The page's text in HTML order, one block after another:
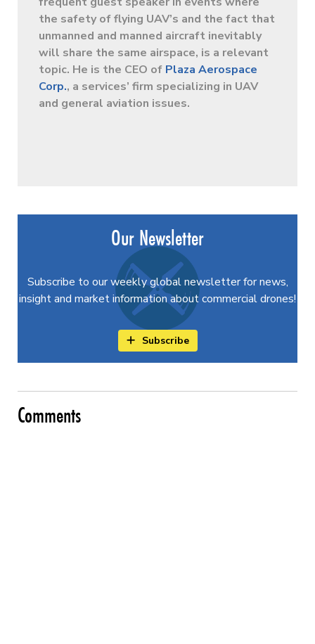
the safety of flying UAV’s and the fact that
unmanned and manned aircraft inevitably
will share the same airspace, is a relevant
topic. He is the CEO of Plaza Aerospace
Corp., a services’ firm specializing in UAV
and general aviation issues.
Our Newsletter
Subscribe to our weekly global newsletter for news,
insight and market information about commercial drones!
Subscribe
Comments